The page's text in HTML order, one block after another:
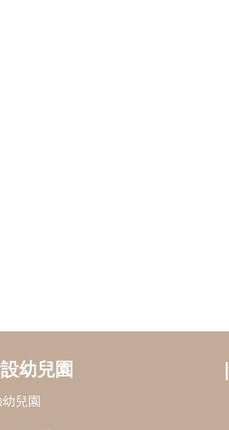
幼兒園
兒園